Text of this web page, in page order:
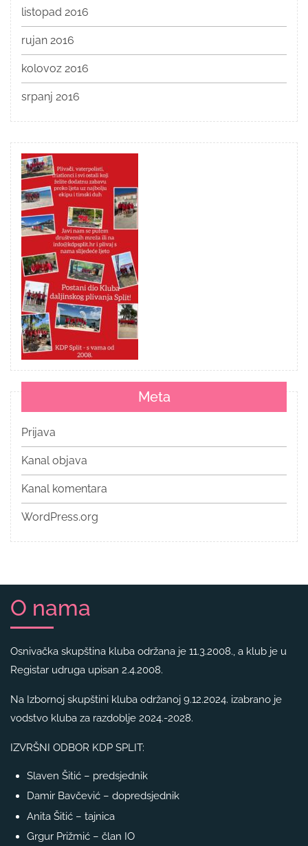
listopad 2016
rujan 2016
kolovoz 2016
srpanj 2016
Meta
Prijava
Kanal objava
Kanal komentara
WordPress.org
O nama
Osnivačka skupština kluba održana je 11.3.2008., a klub je u
Registar udruga upisan 2.4.2008.
Na Izbornoj skupštini kluba održanoj 9.12.2024. izabrano je
vodstvo kluba za razdoblje 2024.-2028.
IZVRŠNI ODBOR KDP SPLIT:
Slaven Šitić – predsjednik
Damir Bavčević – dopredsjednik
Anita Šitić – tajnica
Grgur Prižmić – član IO